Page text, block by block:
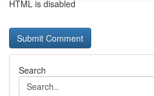
HTML is disabled
Search